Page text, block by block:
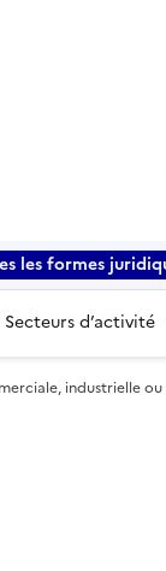
les formes
Secteurs d’activité
industrielle ou